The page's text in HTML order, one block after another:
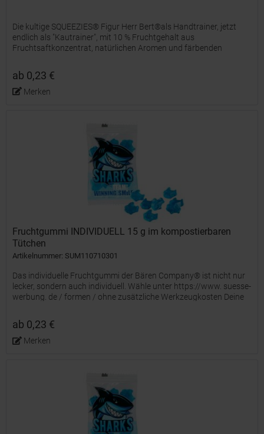
Die kultige SQUEEZIES® Figur Herr Bert®als Handtrainer, jetzt
endlich als "Kautrainer", mit 10 % Fruchtgehalt aus
Fruchtsaftkonzentrat, natürlichen Aromen und färbenden
gemischt,...
ab 0,23 €
Merken
Fruchtgummi INDIVIDUELL 15 g im kompostierbaren
Tütchen
Artikelnummer: SUM110710301
Das individuelle Fruchtgummi der Bären Company® ist nicht nur
lecker, sondern auch individuell. Wähle unter https://www. suesse-
werbung. de / formen / ohne zusätzliche Werkzeugkosten Deine
ab 0,23 €
Merken